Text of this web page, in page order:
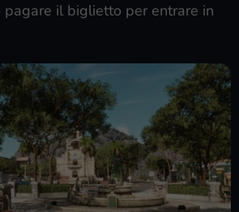
il biglietto per entrare in